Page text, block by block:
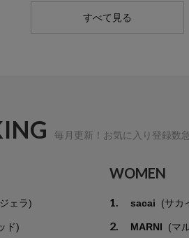
すべて見る
毎月更新！お気に入り登録数
ェラ)
ド)
WOMEN
1. sacai (サカ
2. MARNI (マ